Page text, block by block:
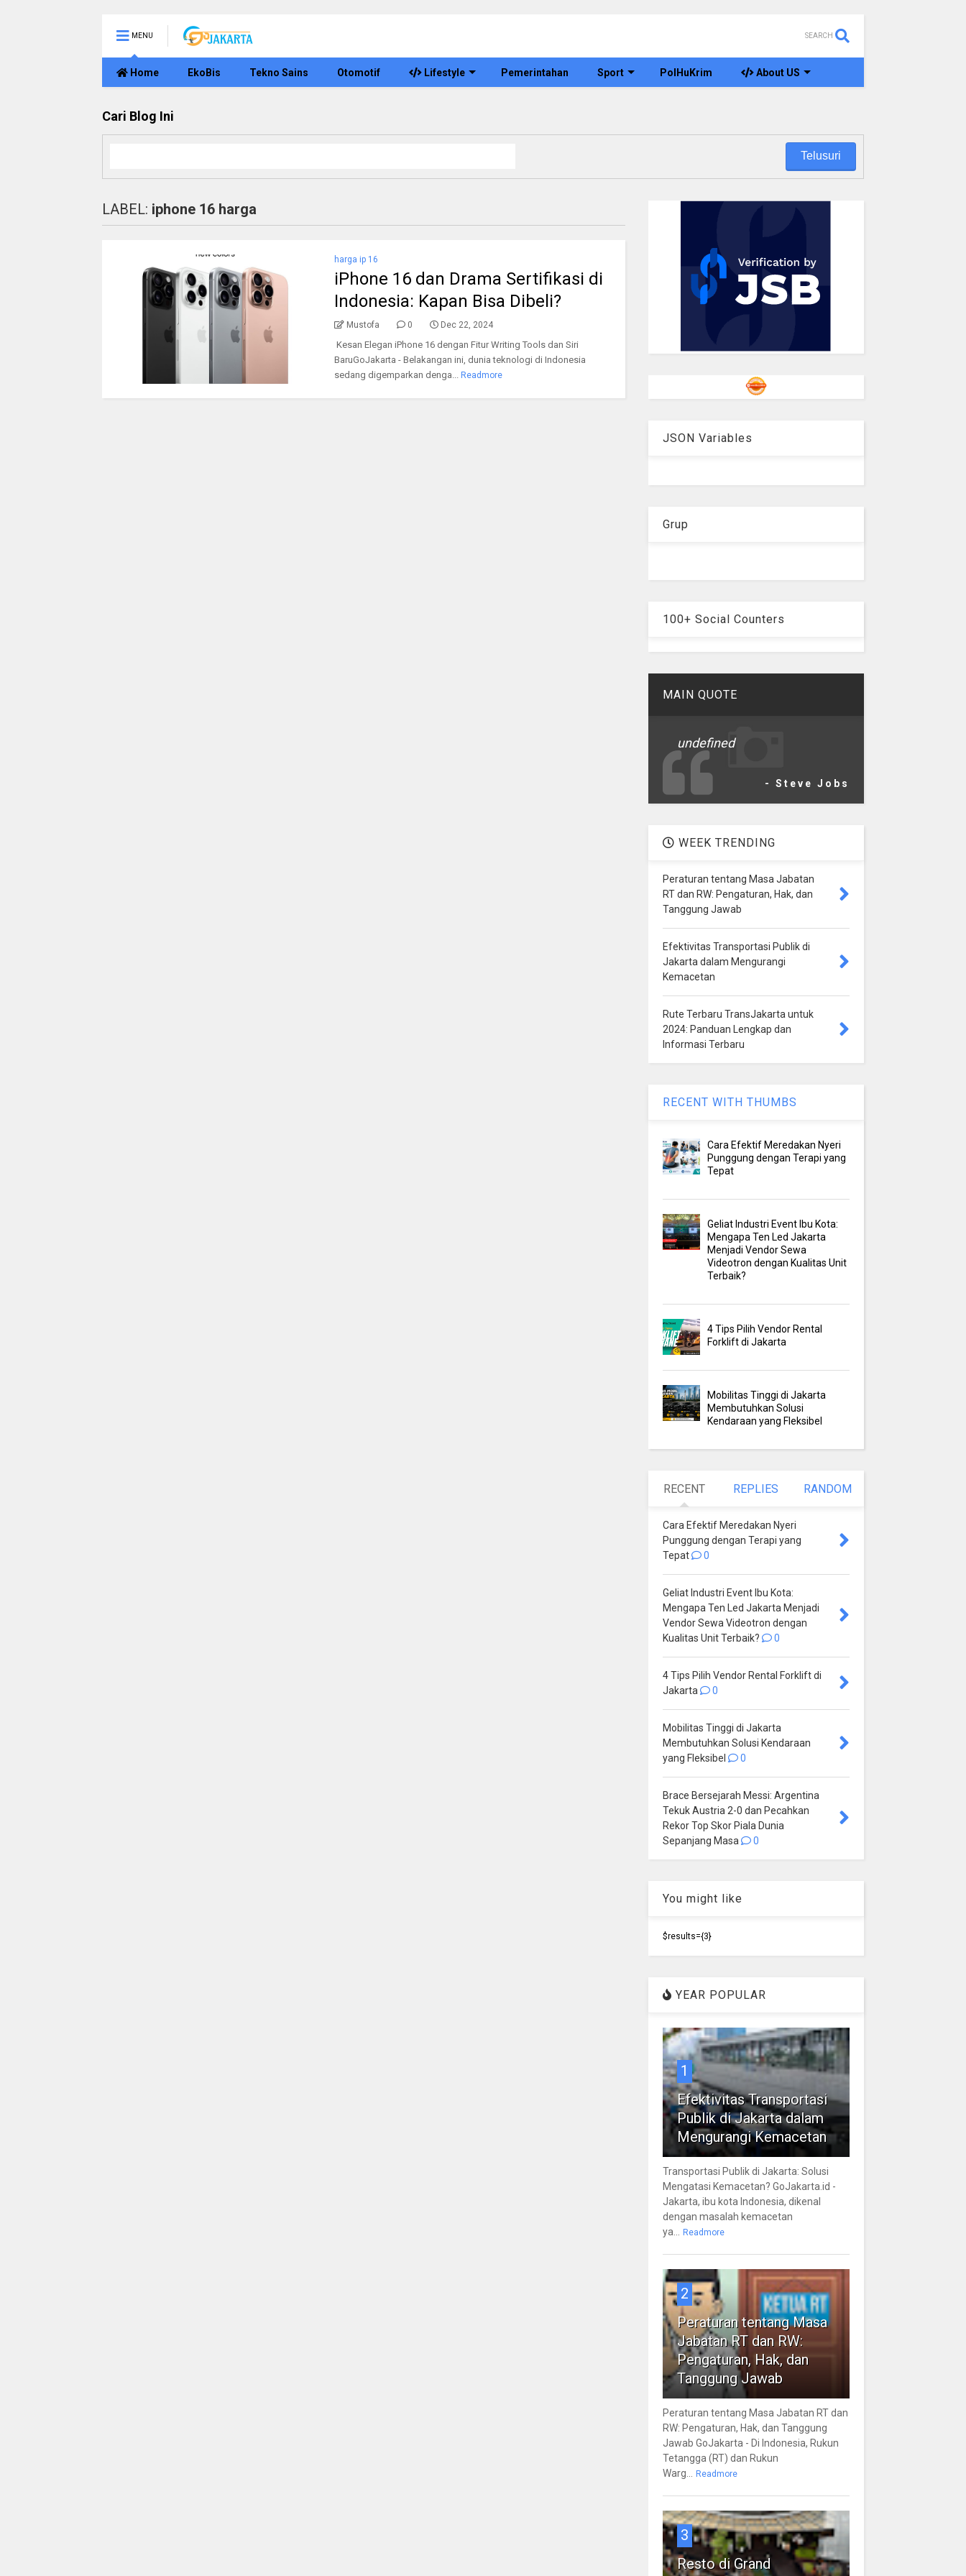
MENU SEARCH
Home EkoBis Tekno Sains Otomotif Lifestyle Pemerintahan Sport PolHuKrim About US
Cari Blog Ini
LABEL: iphone 16 harga
harga ip 16
iPhone 16 dan Drama Sertifikasi di
Indonesia: Kapan Bisa Dibeli?
Mustofa 0 Dec 22, 2024
Kesan Elegan iPhone 16 dengan Fitur Writing Tools dan Siri
BaruGoJakarta - Belakangan ini, dunia teknologi di Indonesia
sedang digemparkan denga...
Readmore
JSON Variables
Grup
100+ Social Counters
MAIN QUOTE
undefined
- Steve Jobs
WEEK TRENDING
Peraturan tentang Masa Jabatan
RT dan RW: Pengaturan, Hak, dan
Tanggung Jawab
Efektivitas Transportasi Publik di
Jakarta dalam Mengurangi
Kemacetan
Rute Terbaru TransJakarta untuk
2024: Panduan Lengkap dan
Informasi Terbaru
RECENT WITH THUMBS
Cara Efektif Meredakan Nyeri
Punggung dengan Terapi yang
Tepat
Geliat Industri Event Ibu Kota:
Mengapa Ten Led Jakarta
Menjadi Vendor Sewa
Videotron dengan Kualitas Unit
Terbaik?
4 Tips Pilih Vendor Rental
Forklift di Jakarta
Mobilitas Tinggi di Jakarta
Membutuhkan Solusi
Kendaraan yang Fleksibel
RECENT REPLIES RANDOM
Cara Efektif Meredakan Nyeri
Punggung dengan Terapi yang
Tepat
0
Geliat Industri Event Ibu Kota:
Mengapa Ten Led Jakarta Menjadi
Vendor Sewa Videotron dengan
Kualitas Unit Terbaik?
0
4 Tips Pilih Vendor Rental Forklift di
Jakarta
0
Mobilitas Tinggi di Jakarta
Membutuhkan Solusi Kendaraan
yang Fleksibel
0
Brace Bersejarah Messi: Argentina
Tekuk Austria 2-0 dan Pecahkan
Rekor Top Skor Piala Dunia
Sepanjang Masa
0
You might like
$results={3}
YEAR POPULAR
1
Efektivitas Transportasi
Publik di Jakarta dalam
Mengurangi Kemacetan
Transportasi Publik di Jakarta: Solusi
Mengatasi Kemacetan? GoJakarta.id -
Jakarta, ibu kota Indonesia, dikenal
dengan masalah kemacetan
ya... Readmore
2
Peraturan tentang Masa
Jabatan RT dan RW:
Pengaturan, Hak, dan
Tanggung Jawab
Peraturan tentang Masa Jabatan RT dan
RW: Pengaturan, Hak, dan Tanggung
Jawab GoJakarta - Di Indonesia, Rukun
Tetangga (RT) dan Rukun
Warg... Readmore
3
Resto di Grand